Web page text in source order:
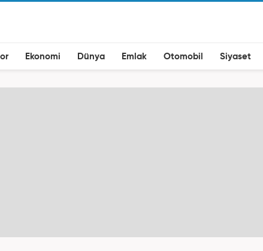
Ekonomi Dünya Emlak Otomobil Siyaset